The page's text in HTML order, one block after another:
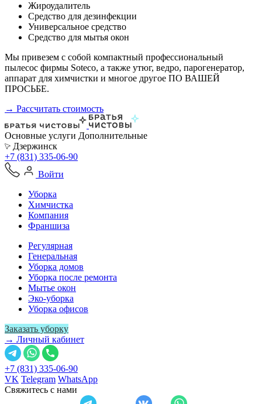
Жироудалитель
Средство для дезинфекции
Универсальное средство
Средство для мытья окон
Мы привезем с собой компактный профессиональный
пылесос фирмы Soteco, а также утюг, ведро, парогенератор,
аппарат для химчистки и многое другое ПО ВАШЕЙ
ПРОСЬБЕ.
→ Рассчитать стоимость
Основные услуги Дополнительные
Дзержинск
+7 (831) 335-06-90
Войти
Уборка
Химчистка
Компания
Франшиза
Регулярная
Генеральная
Уборка домов
Уборка после ремонта
Мытье окон
Эко-уборка
Уборка офисов
Заказать уборку
→ Личный кабинет
+7 (831) 335-06-90
VK Telegram WhatsApp
Свяжитесь с нами